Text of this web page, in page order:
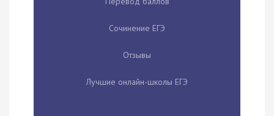
Сочинение ЕГЭ
Отзывы
Лучшие онлайн-школы ЕГЭ